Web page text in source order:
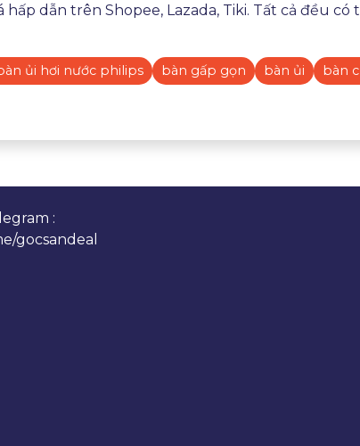
dẫn trên Shopee, Lazada, Tiki. Tất cả đều có
ủi hơi nước philips bàn gấp gọn bàn ủi
bàn
:
gocsandeal